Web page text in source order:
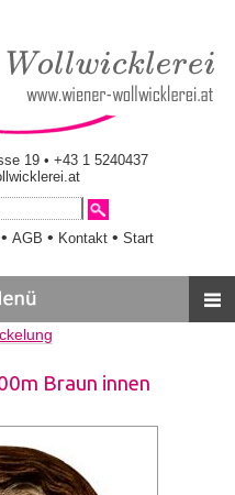
19 • +43 1 5240437
•AGB • Kontakt •Start
Braun innen